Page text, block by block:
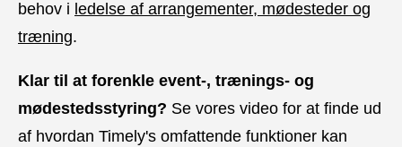
behov i ledelse af arrangementer, mødesteder og
træning.
Klar til at forenkle event-, trænings- og
mødestedsstyring? Se vores video for at finde ud
af hvordan Timely's omfattende funktioner kan